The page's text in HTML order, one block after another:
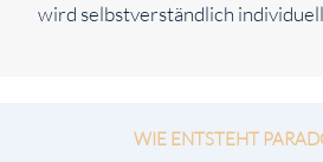
wird selbstverständlich
WIE ENTSTEHT